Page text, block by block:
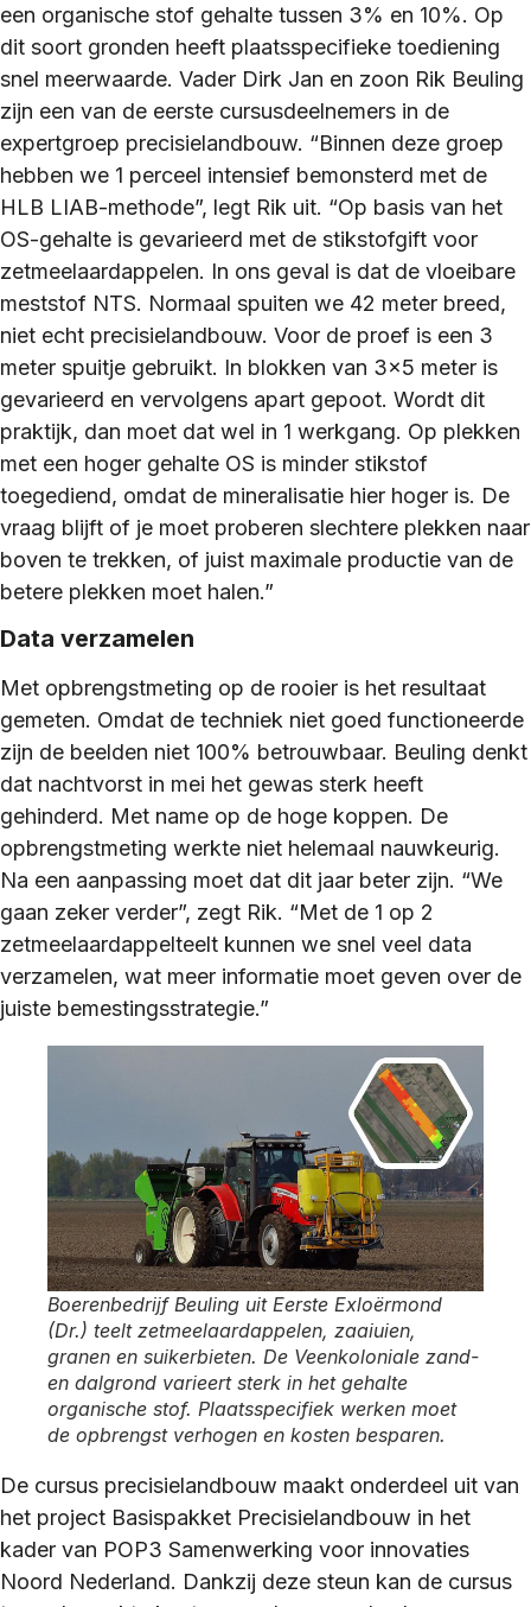
een organische stof gehalte tussen 3% en 10%. Op
dit soort gronden heeft plaatsspecifieke toediening
snel meerwaarde. Vader Dirk Jan en zoon Rik Beuling
zijn een van de eerste cursusdeelnemers in de
expertgroep precisielandbouw. “Binnen deze groep
hebben we 1 perceel intensief bemonsterd met de
HLB LIAB-methode”, legt Rik uit. “Op basis van het
OS-gehalte is gevarieerd met de stikstofgift voor
zetmeelaardappelen. In ons geval is dat de vloeibare
meststof NTS. Normaal spuiten we 42 meter breed,
niet echt precisielandbouw. Voor de proef is een 3
meter spuitje gebruikt. In blokken van 3×5 meter is
gevarieerd en vervolgens apart gepoot. Wordt dit
praktijk, dan moet dat wel in 1 werkgang. Op plekken
met een hoger gehalte OS is minder stikstof
toegediend, omdat de mineralisatie hier hoger is. De
vraag blijft of je moet proberen slechtere plekken naar
boven te trekken, of juist maximale productie van de
betere plekken moet halen.”
Data verzamelen
Met opbrengstmeting op de rooier is het resultaat
gemeten. Omdat de techniek niet goed functioneerde
zijn de beelden niet 100% betrouwbaar. Beuling denkt
dat nachtvorst in mei het gewas sterk heeft
gehinderd. Met name op de hoge koppen. De
opbrengstmeting werkte niet helemaal nauwkeurig.
Na een aanpassing moet dat dit jaar beter zijn. “We
gaan zeker verder”, zegt Rik. “Met de 1 op 2
zetmeelaardappelteelt kunnen we snel veel data
verzamelen, wat meer informatie moet geven over de
juiste bemestingsstrategie.”
Boerenbedrijf Beuling uit Eerste Exloërmond
(Dr.) teelt zetmeelaardappelen, zaaiuien,
granen en suikerbieten. De Veenkoloniale zand-
en dalgrond varieert sterk in het gehalte
organische stof. Plaatsspecifiek werken moet
de opbrengst verhogen en kosten besparen.
De cursus precisielandbouw maakt onderdeel uit van
het project Basispakket Precisielandbouw in het
kader van POP3 Samenwerking voor innovaties
Noord Nederland. Dankzij deze steun kan de cursus